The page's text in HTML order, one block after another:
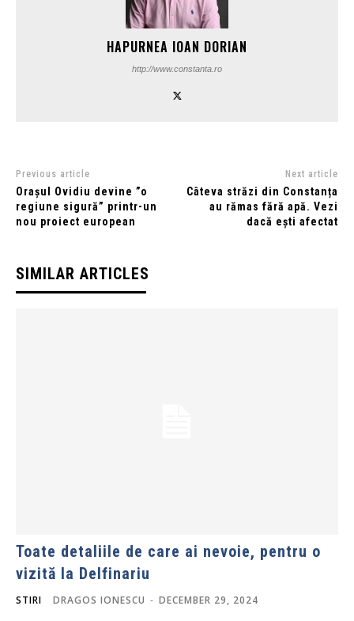
HAPURNEA IOAN DORIAN
http://www.constanta.ro
Previous article
Orașul Ovidiu devine ”o
regiune sigură” printr-un
nou proiect european
Next article
Câteva străzi din Constanța
au rămas fără apă. Vezi
dacă ești afectat
SIMILAR ARTICLES
Toate detaliile de care ai nevoie, pentru o
vizită la Delfinariu
STIRI DRAGOS IONESCU - DECEMBER 29, 2024